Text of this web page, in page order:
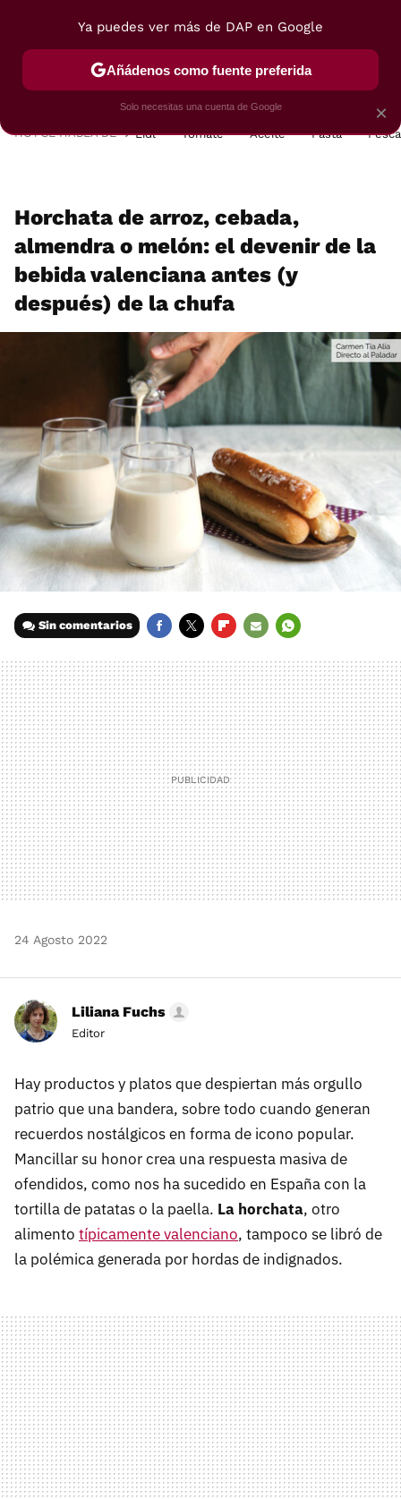
POSTRES VIAJES SELECCIÓN VEGUI
HOY SE HABLA DE Lidl Tomate Aceite Pasta
Horchata de arroz, cebada,
almendra o melón: el devenir de la
bebida valenciana antes (y
después) de la chufa
Sin comentarios
MAIL
24 Agosto 2022
Liliana Fuchs
Editor
Hay productos y platos que despiertan más orgullo
patrio que una bandera, sobre todo cuando generan
recuerdos nostálgicos en forma de icono popular.
Mancillar su honor crea una respuesta masiva de
ofendidos, como nos ha sucedido en España con la
tortilla de patatas o la paella. La horchata, otro
alimento típicamente valenciano, tampoco se libró de
la polémica generada por hordas de indignados.
×
Ya puedes ver más de DAP en Google
Añádenos como fuente preferida
Solo necesitas una cuenta de Google